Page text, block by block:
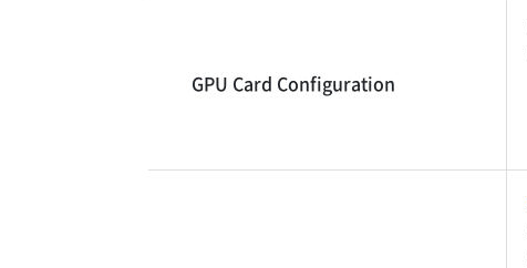
GPU Card Configuration